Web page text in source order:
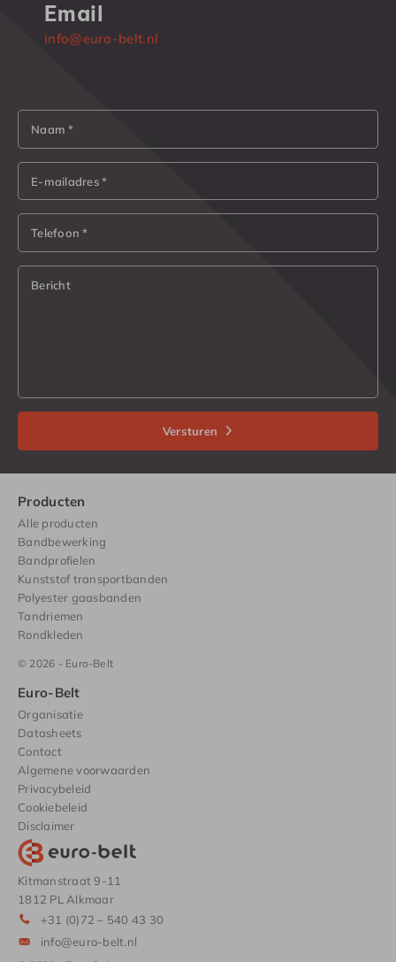
Email
info@euro-belt.nl
Naam *
E-mailadres *
Telefoon *
Bericht
Versturen
Producten
Alle producten
Bandbewerking
Bandprofielen
Kunststof transportbanden
Polyester gaasbanden
Tandriemen
Rondkleden
© 2026 - Euro-Belt
Euro-Belt
Organisatie
Datasheets
Contact
Algemene voorwaarden
Privacybeleid
Cookiebeleid
Disclaimer
Kitmanstraat 9-11
1812 PL Alkmaar
+31 (0)72 – 540 43 30
info@euro-belt.nl